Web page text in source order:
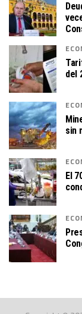
del
sin
El